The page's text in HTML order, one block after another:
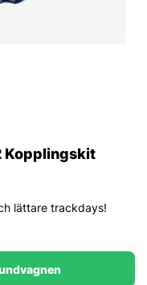
Kopplingskit
lättare trackdays!